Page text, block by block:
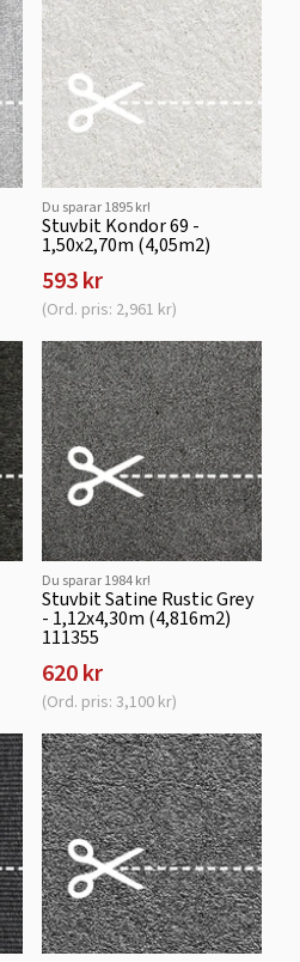
Du sparar 1895 kr!
Stuvbit Kondor 69 -
1,50x2,70m (4,05m2)
593 kr
(Ord. pris: 2,961 kr)
Du sparar 1984 kr!
Stuvbit Satine Rustic Grey
- 1,12x4,30m (4,816m2)
111355
620 kr
(Ord. pris: 3,100 kr)